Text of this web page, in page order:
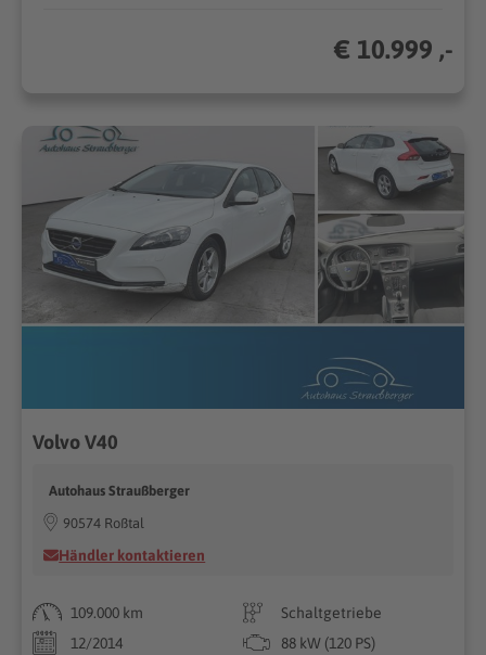
€ 10.999 ,-
Volvo V40
Autohaus Straußberger
90574 Roßtal
Händler kontaktieren
109.000 km
Schaltgetriebe
12/2014
88 kW (120 PS)